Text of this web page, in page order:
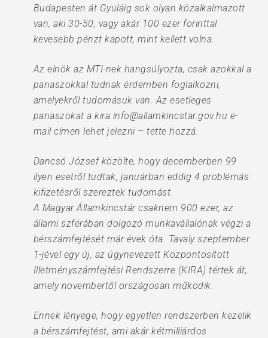
Budapesten át Gyuláig sok olyan közalkalmazott
van, aki 30-50, vagy akár 100 ezer forinttal
kevesebb pénzt kapott, mint kellett volna.
Az elnök az MTI-nek hangsúlyozta, csak azokkal a
panaszokkal tudnak érdemben foglalkozni,
amelyekről tudomásuk van. Az esetleges
panaszokat a kira.info@allamkincstar.gov.hu e-
mail címen lehet jelezni – tette hozzá.
Dancsó József közölte, hogy decemberben 99
ilyen esetről tudtak, januárban eddig 4 problémás
kifizetésről szereztek tudomást.
A Magyar Államkincstár csaknem 900 ezer, az
állami szférában dolgozó munkavállalónak végzi a
bérszámfejtését már évek óta. Tavaly szeptember
1-jével egy új, az úgynevezett Központosított
Illetményszámfejtési Rendszerre (KIRA) tértek át,
amely novembertől országosan működik.
Ennek lényege, hogy egyetlen rendszerben kezelik
a bérszámfejtést, ami akár kétmilliárdos